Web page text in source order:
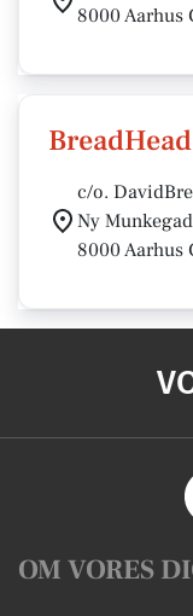
8000 Aarhus
c/o.
Ny
8000 Aarhus
OM VORES